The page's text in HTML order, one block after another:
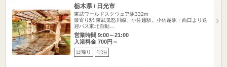
栃木県 / 日光市
東武ワールドスクウェア駅332m
最寄り駅:東武鬼怒川線、小佐越駅。小佐越駅・西口より送
迎バス東北自動…
営業時間 9:00～21:00
入浴料金 700円～
日帰り 宿泊